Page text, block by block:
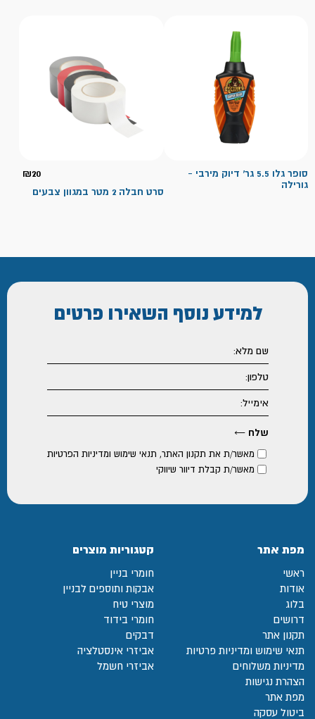
סופר גלו 5.5 גר' דיוק מירבי -
גורילה
₪20
סרט חבלה 2 מטר במגוון צבעים
למידע נוסף השאירו פרטים
מאשר/ת את תקנון האתר, תנאי שימוש ומדיניות הפרטיות
מאשר/ת קבלת דיוור שיווקי
מפת אתר
ראשי
אודות
בלוג
דרושים
תקנון אתר
תנאי שימוש ומדיניות פרטיות
מדיניות משלוחים
הצהרת נגישות
מפת אתר
ביטול עסקה
קטגוריות מוצרים
חומרי בניין
אבקות ותוספים לבניין
מוצרי טיח
חומרי בידוד
דבקים
אביזרי אינסטלציה
אביזרי חשמל